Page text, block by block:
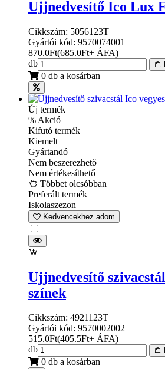
Ujjnedvesítő Ico Lux
Cikkszám: 5056123T
Gyártói kód: 9570074001
870.0Ft(685.0Ft+ ÁFA)
db
0 db a kosárban
Új termék
% Akció
Kifutó termék
Kiemelt
Gyártandó
Nem beszerezhető
Nem értékesíthető
Többet olcsóbban
Preferált termék
Iskolaszezon
Kedvencekhez adom
Ujjnedvesítő
színek
Cikkszám: 4921123T
Gyártói kód: 9570002002
515.0Ft(405.5Ft+ ÁFA)
db
0 db a kosárban